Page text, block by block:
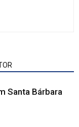
Santa Bárbara